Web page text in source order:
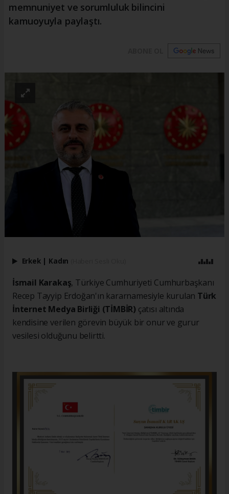
memnuniyet ve sorumluluk bilincini
kamuoyuyla paylaştı.
Erkek | Kadın
İsmail Karakaş, Türkiye Cumhuriyeti Cumhurbaşkanı
Recep Tayyip Erdoğan'ın kararnamesiyle kurulan Türk
İnternet Medya Birliği (TİMBİR) çatısı altında
kendisine verilen görevin büyük bir onur ve gurur
vesilesi olduğunu belirtti.